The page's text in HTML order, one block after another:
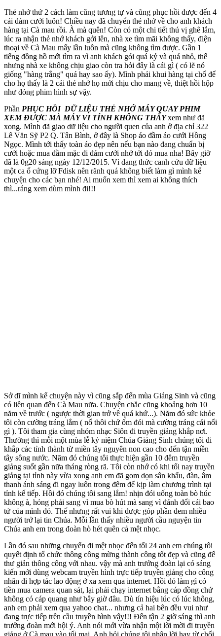
Thẻ nhớ thứ 2 cách làm cũng tương tự và cũng phục hồi được đến 4
cái đám cưới luôn! Chiều nay đã chuyển thẻ nhớ về cho anh khách
hàng tại Cà mau rồi. À mà quên! Còn có một chi tiết thú vị ghê lắm,
lúc ra nhận thẻ nhớ khách gởi lên, nhà xe tìm mãi không thấy, điện
thoại về Cà Mau mấy lần luôn mà cũng không tìm được. Gần 1
tiếng đồng hồ mới tìm ra vì anh khách gói quá kỷ và quá nhỏ, thế
nhưng nhà xe không chịu giao còn tra hỏi đây là cái gì ( có lẽ nó
giống "hàng trắng" quá hay sao ấy). Mình phải khui hàng tại chổ để
cho họ thấy là 2 cái thẻ nhớ họ mới chịu cho mang về, thiệt hồi hộp
như đóng phim hình sự vậy.
Phần PHỤC HỒI DỮ LIỆU THẺ NHỚ MÁY QUAY PHIM
XEM ĐƯỢC MÀ MÁY VI TÍNH KHÔNG THẤYxem như đã
xong. Mình đã giao dữ liệu cho người quen của anh ở địa chỉ 322
Lê Văn Sỹ P2 Q. Tân Bình, ở đây là Shop áo đầm áo cưới Hồng
Ngọc. Mình tới thấy toàn áo đẹp nên nếu bạn nào đang chuẩn bị
cưới hoặc mua đầm mặc đi đám cưới nhớ tới đó mua nha! Bây giờ
đã là 0g20 sáng ngày 12/12/2015. Vì đang thức canh cứu dữ liệu
một ca ổ cứng lỡ Fdisk nên rãnh quá không biết làm gì mình kể
chuyện cho các bạn nhé! Ai muốn xem thì xem ai không thích
thì...ráng xem dùm mình đi!!!
Sở dĩ mình kể chuyện này vì cũng sắp đến mùa Giáng Sinh và cũng
có liên quan đến Cà Mau nữa. Chuyện chắc cũng khoảng hơn 10
năm về trước ( ngược thời gian trở về quá khứ...). Năm đó sức khỏe
tôi còn cường tráng lắm ( nổ thôi chứ ốm đói mà cường tráng cái nổi
gì ). Tôi tham gia cùng nhóm nhạc Siôn đi truyền giảng khắp nơi.
Thường thì mỗi một mùa lễ kỷ niệm Chúa Giáng Sinh chúng tôi đi
khắp các tỉnh thành từ miền tây nguyên non cao cho đến tận miền
tây sông nước. Năm đó chúng tôi thực hiện gần 10 đêm truyền
giảng suốt gần nữa tháng ròng rã. Tôi còn nhớ có khi tối nay truyền
giảng tại tỉnh này vừa xong anh em đã gom dọn sân khấu, đàn, âm
thanh ánh sáng đi ngay luôn trong đêm để kịp làm chương trình tại
tỉnh kế tiếp. Hồi đó chúng tôi sang lắm! nhịn đói uống toàn bò húc
không à, hỏng phải sang vì mua bò hút mà sang vì đánh đổi cái bao
tử của mình đó. Thế nhưng rất vui khi được góp phần đem nhiều
người trở lại tin Chúa. Mỗi lần thấy nhiều người cầu nguyện tin
Chúa anh em trong đoàn hò hét quên cả mệt nhọc.
Lần đó sau những chuyến đi mệt nhọc đến tối 24 anh em chúng tôi
quyết định tổ chức thông công mừng thành công tốt đẹp và cũng để
thư giản thông công với nhau. vậy mà anh trưởng đoàn lại có sáng
kiến mới dùng webcam truyền hình trực tiếp truyền giảng cho công
nhân đi hợp tác lao động ở xa xem qua internet. Hồi đó làm gì có
tiền mua camera quan sát, lại phải chạy internet bằng cáp đồng chứ
không có cáp quang như bây giờ đâu. Dù tín hiệu lúc có lúc không,
anh em phải xem qua yahoo chat... nhưng cả hai bên đều vui như
đang trực tiếp trên cầu truyền hình vậy!!! Đến tận 2 giờ sáng thì anh
trưởng đoàn mới hội ý. Anh nói mới vừa nhận một lời mời đi truyền
giảng ở Cà mau vào tối mai. Anh hỏi chúng tôi nhận lời hay từ chối,